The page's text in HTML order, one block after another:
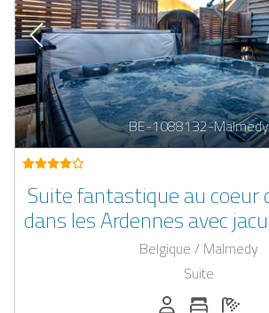
BE-1088132-Malmedy
Suite fantastique au coeur
dans les Ardennes avec
Belgique / Malmedy
Suite
Personnes (max): 2
Nombre de